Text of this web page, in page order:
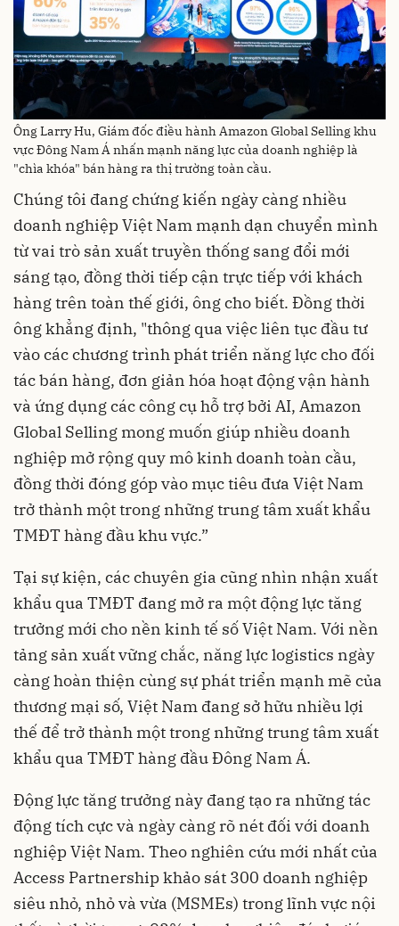
Ông Larry Hu, Giám đốc điều hành Amazon Global Selling khu
vực Đông Nam Á nhấn mạnh năng lực của doanh nghiệp là
"chìa khóa" bán hàng ra thị trường toàn cầu.
Chúng tôi đang chứng kiến ngày càng nhiều
doanh nghiệp Việt Nam mạnh dạn chuyển mình
từ vai trò sản xuất truyền thống sang đổi mới
sáng tạo, đồng thời tiếp cận trực tiếp với khách
hàng trên toàn thế giới, ông cho biết. Đồng thời
ông khẳng định, "thông qua việc liên tục đầu tư
vào các chương trình phát triển năng lực cho đối
tác bán hàng, đơn giản hóa hoạt động vận hành
và ứng dụng các công cụ hỗ trợ bởi AI, Amazon
Global Selling mong muốn giúp nhiều doanh
nghiệp mở rộng quy mô kinh doanh toàn cầu,
đồng thời đóng góp vào mục tiêu đưa Việt Nam
trở thành một trong những trung tâm xuất khẩu
TMĐT hàng đầu khu vực.”
Tại sự kiện, các chuyên gia cũng nhìn nhận xuất
khẩu qua TMĐT đang mở ra một động lực tăng
trưởng mới cho nền kinh tế số Việt Nam. Với nền
tảng sản xuất vững chắc, năng lực logistics ngày
càng hoàn thiện cùng sự phát triển mạnh mẽ của
thương mại số, Việt Nam đang sở hữu nhiều lợi
thế để trở thành một trong những trung tâm xuất
khẩu qua TMĐT hàng đầu Đông Nam Á.
Động lực tăng trưởng này đang tạo ra những tác
động tích cực và ngày càng rõ nét đối với doanh
nghiệp Việt Nam. Theo nghiên cứu mới nhất của
Access Partnership khảo sát 300 doanh nghiệp
siêu nhỏ, nhỏ và vừa (MSMEs) trong lĩnh vực nội